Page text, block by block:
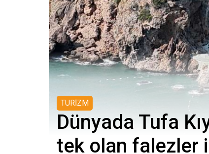
TURİZM
Dünyada Tufa
tek olan falezler